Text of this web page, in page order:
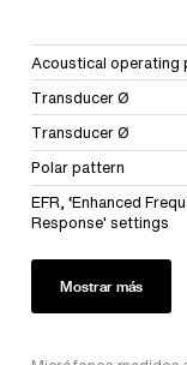
Acoustical operating
Transducer Ø
Transducer Ø
Polar pattern
EFR, ‘Enhanced
Response' settings
Mostrar más